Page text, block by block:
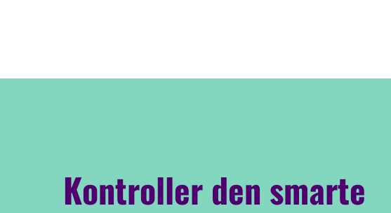
Kontroller den smarte